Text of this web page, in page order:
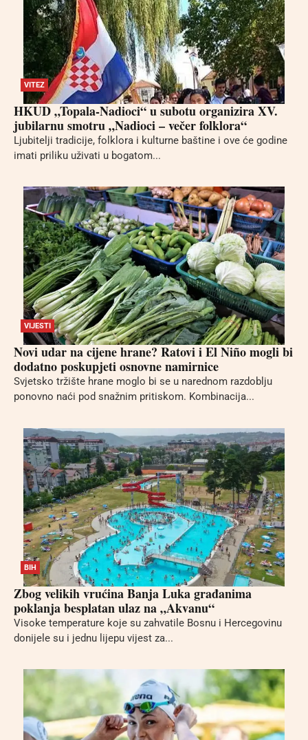
VITEZ
HKUD „Topala-Nadioci“ u subotu organizira XV.
jubilarnu smotru „Nadioci – večer folklora“
Ljubitelji tradicije, folklora i kulturne baštine i ove će godine
imati priliku uživati u bogatom...
VIJESTI
Novi udar na cijene hrane? Ratovi i El Niño mogli bi
dodatno poskupjeti osnovne namirnice
Svjetsko tržište hrane moglo bi se u narednom razdoblju
ponovno naći pod snažnim pritiskom. Kombinacija...
BIH
Zbog velikih vrućina Banja Luka građanima
poklanja besplatan ulaz na „Akvanu“
Visoke temperature koje su zahvatile Bosnu i Hercegovinu
donijele su i jednu lijepu vijest za...